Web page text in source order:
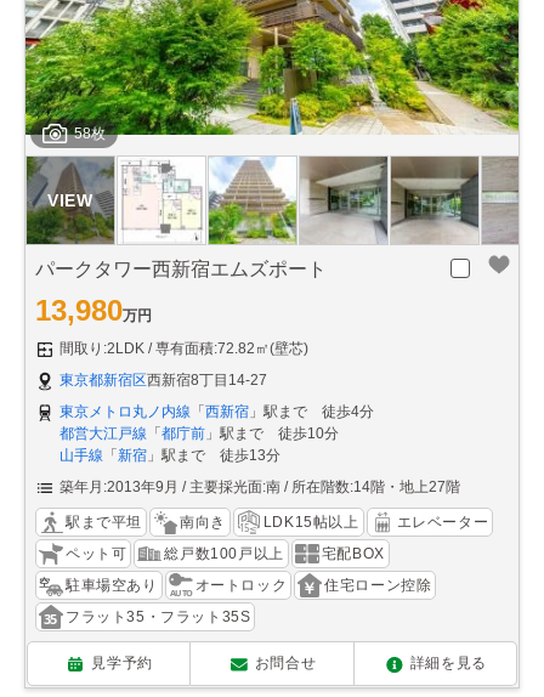
58枚
パークタワー西新宿エムズポート
13,980万円
間取り:2LDK
専有面積:72.82㎡(壁芯)
東京都新宿区西新宿8丁目14-27
東京メトロ丸ノ内線 「 西新宿 」駅まで 徒歩4分
都営大江戸線 「 都庁前 」駅まで 徒歩10分
山手線 「 新宿 」駅まで 徒歩13分
築年月:2013年9月
主要採光面:南 所在階数:14階・地上27階
駅まで平坦 南向き LDK15帖以上
エレベーター
ペット可
総戸数100戸以上
宅配BOX
駐車場空あり
オートロック
住宅ローン控除
フラット35・フラット35S
見学予約 お問合せ 詳細を見る